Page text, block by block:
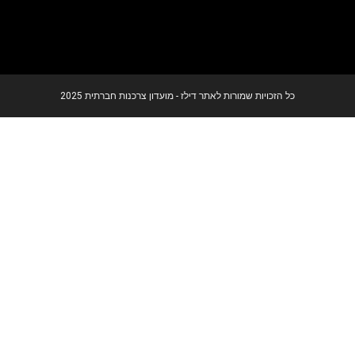
כל הזכויות שמורות לאתר דילז - מועדון צרכנות חברתית 2025